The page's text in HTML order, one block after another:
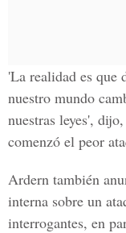
'La realidad es que
nuestro mundo
nuestras leyes',
comenzó el peor
Ardern también
interna sobre un
interrogantes, en